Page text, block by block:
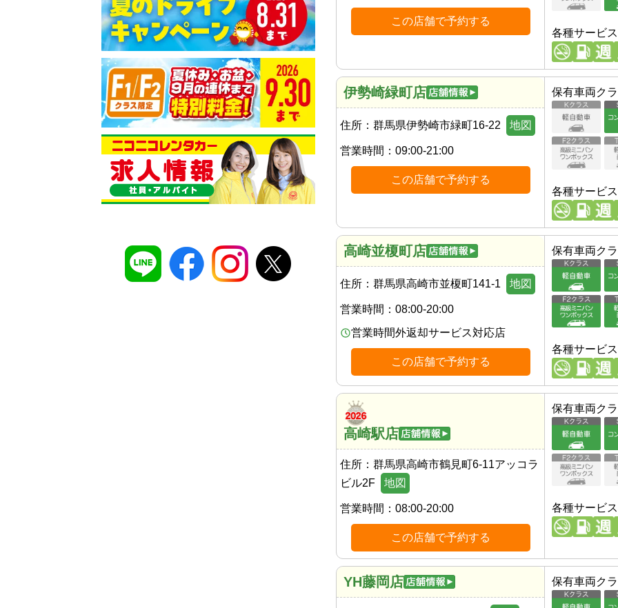
この店舗で予約する
各種サービス
伊勢崎緑町店
住所： 群馬県伊勢崎市緑町16-22 地図
営業時間： 09:00-21:00
この店舗で予約する
保有車両ク
各種サービス
高崎並榎町店
住所： 群馬県高崎市並榎町141-1 地図
営業時間： 08:00-20:00
営業時間外返却サービス対応店
この店舗で予約する
保有車両ク
各種サービス
高崎駅店
住所： 群馬県高崎市鶴見町6-11アッコラ
ビル2F
地図
営業時間： 08:00-20:00
この店舗で予約する
保有車両ク
各種サービス
YH藤岡店 保有車両ク